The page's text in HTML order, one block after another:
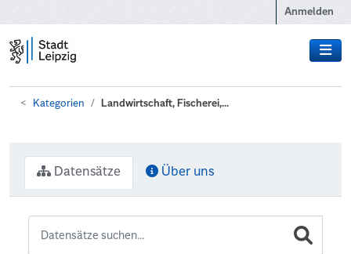
Anmelden
Kategorien Landwirtschaft, Fischerei,...
Datensätze Über uns